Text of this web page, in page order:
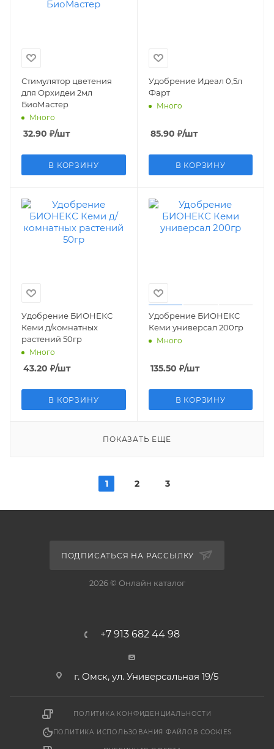
Стимулятор цветения
для Орхидеи 2мл
БиоМастер
Много
32.90 ₽/шт
В КОРЗИНУ
Удобрение Идеал 0,5л
Фарт
Много
85.90 ₽/шт
В КОРЗИНУ
Удобрение БИОНЕКС
Кеми д/комнатных
растений 50гр
Много
43.20 ₽/шт
В КОРЗИНУ
Удобрение БИОНЕКС
Кеми универсал 200гр
Много
135.50 ₽/шт
В КОРЗИНУ
ПОКАЗАТЬ ЕЩЕ
1 2 3
ПОДПИСАТЬСЯ НА РАССЫЛКУ
2026 © Онлайн каталог
+7 913 682 44 98
г. Омск, ул. Универсальная 19/5
ПОЛИТИКА КОНФИДЕНЦИАЛЬНОСТИ
ПОЛИТИКА ИСПОЛЬЗОВАНИЯ ФАЙЛОВ COOKIES